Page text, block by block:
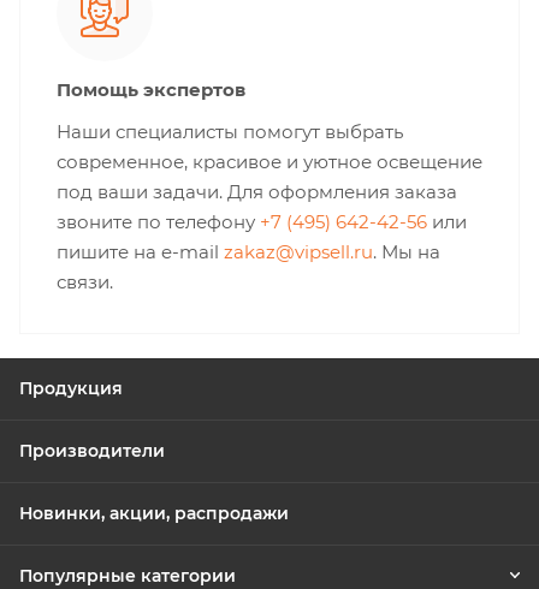
Помощь экспертов
Наши специалисты помогут выбрать
современное, красивое и уютное освещение
под ваши задачи. Для оформления заказа
звоните по телефону +7 (495) 642-42-56 или
пишите на e-mail zakaz@vipsell.ru. Мы на
связи.
Продукция
Производители
Новинки, акции, распродажи
Популярные категории